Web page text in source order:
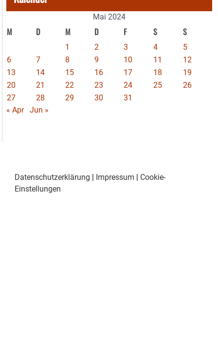
Mai 2024
M D M D F S S
1 2 3 4
5
6
7 8 9 10 11
12
13
14 15 16 17 18
19
20
21 22 23 24 25
26
27
28 29 30
31
« Apr
Jun »
Datenschutzerklärung Impressum
Cookie-
Einstellungen